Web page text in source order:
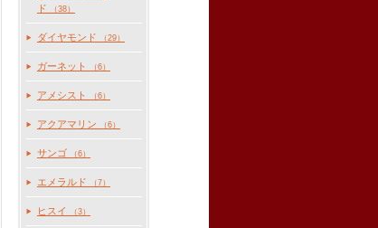
ド （38）
ダイヤモンド （29）
ガーネット （6）
アメシスト （6）
アクアマリン （6）
サンゴ （6）
エメラルド （7）
ヒスイ （3）